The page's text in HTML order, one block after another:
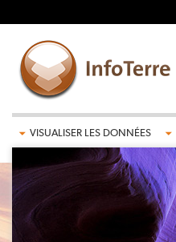
VISUALISER LES DONNÉES